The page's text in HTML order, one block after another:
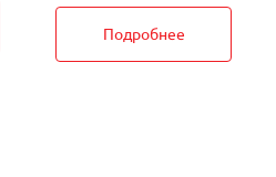
деталей в машине. Для
всех желающих
разобраться, мы
написали эту
Подробнее